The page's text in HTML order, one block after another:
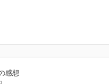
感想